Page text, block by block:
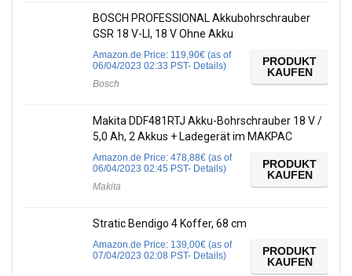
BOSCH PROFESSIONAL Akkubohrschrauber
GSR 18 V-LI, 18 V Ohne Akku
Amazon.de Price: 119,90€ (as of
06/04/2023 02:33 PST- Details)
Bosch
PRODUKT
KAUFEN
Makita DDF481RTJ Akku-Bohrschrauber 18 V /
5,0 Ah, 2 Akkus + Ladegerät im MAKPAC
Amazon.de Price: 478,88€ (as of
06/04/2023 02:45 PST- Details)
Makita
PRODUKT
KAUFEN
Stratic Bendigo 4 Koffer, 68 cm
Amazon.de Price: 139,00€ (as of
07/04/2023 02:08 PST- Details)
PRODUKT
KAUFEN